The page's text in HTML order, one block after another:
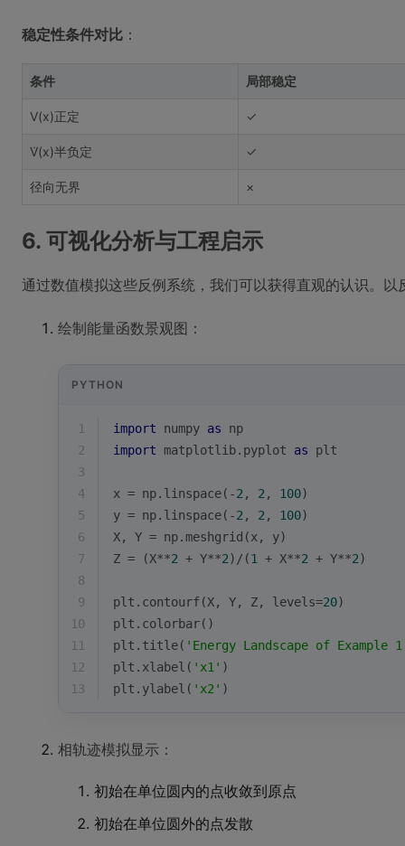
稳定性条件对比 ：
条件 局部稳定
V(x)正定 ✓
V̇(x)半负定 ✓
径向无界 ×
6. 可视化分析与工程启示
通过数值模拟这些反例系统，我们可以获得直观的认识。以
绘制能量函数景观图：
PYTHON
1 import numpy as np
2
import matplotlib.pyplot as plt
3
4
x = np.linspace(-2 , 2 , 100)
5
y = np.linspace(-2 , 2 , 100)
6
X, Y = np.meshgrid(x, y)
7
Z = (X**2 + Y**2)/(1 + X**2 + Y**2)
8
9
plt.contourf(X, Y, Z, levels=20)
10
plt.colorbar()
11
plt.title( 'Energy Landscape of Example
12
plt.xlabel( 'x1' )
13
plt.ylabel( 'x2' )
相轨迹模拟显示：
初始在单位圆内的点收敛到原点
初始在单位圆外的点发散